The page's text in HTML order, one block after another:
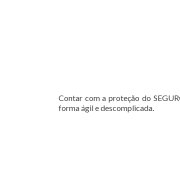
Contar com a proteção do
forma ágil e descomplicada.